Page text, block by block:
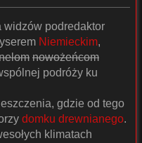
widzów podredaktor
Niemieckim,
nowożeńcom
podróży ku
gdzie od tego
domku drewnianego.
klimatach